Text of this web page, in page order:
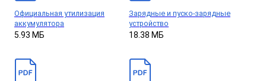
Официальная утилизация
аккумулятора
5.93 МБ
Зарядные и пуско-зарядные
устройство
18.38 МБ